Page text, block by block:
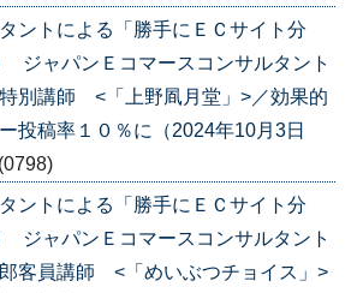
ントによる「勝手にＥＣサイト分
ジャパンＥコマースコンサルタント
別講師 <「上野凮月堂」>／効果的
投稿率１０％に（2024年10月3日
(0798)
ントによる「勝手にＥＣサイト分
ジャパンＥコマースコンサルタント
客員講師 <「めいぶつチョイス」>